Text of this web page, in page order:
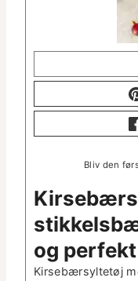
Bliv den
og
Kirse­bær­syl­tetøj